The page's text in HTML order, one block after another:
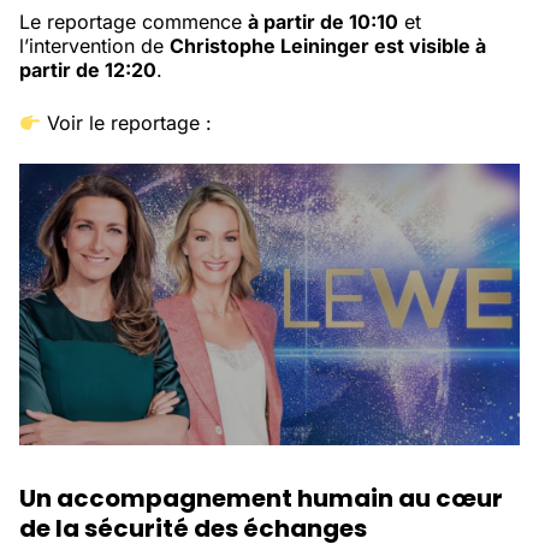
Le reportage commence à partir de 10:10 et
l’intervention de Christophe Leininger est visible à
partir de 12:20.
Voir le reportage :
Un accompagnement humain au cœur
de la sécurité des échanges